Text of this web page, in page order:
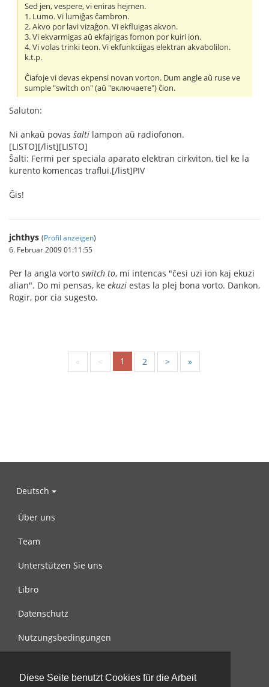
Diese Seite benutzt Cookies für die Arbeit
Sed jen, vespere, vi eniras hejmen.
1. Lumo. Vi lumiĝas ĉambron.
2. Akvo por lavi vizaĝon. Vi ekfluigas akvon.
3. Vi ekvarmigas aŭ ekfajrigas fornon por kuiri ion.
4. Vi volas trinki teon. Vi ekfunkciigas elektran akvabolilon.
k.t.p.
Ĉiafoje vi devas ekpensi novan vorton. Dum angle aŭ ruse ve
sumple "switch on" (aŭ "включаете") ĉion.
Saluton:
Ni ankaŭ povas ŝalti lampon aŭ radiofonon.
[LISTO][/list][LISTO]
Ŝalti: Fermi per speciala aparato elektran cirkviton, tiel ke la
kurento komencas traflui.[/list]PIV
Ĝis!
jchthys (Profil anzeigen)
6. Februar 2009 01:11:55
Per la angla vorto switch to, mi intencas "ĉesi uzi ion kaj ekuzi
alian". Do mi pensas, ke ekuzi estas la plej bona vorto. Dankon,
Rogir, por cia sugesto.
« < 1 2 > »
Deutsch
Über uns
Team
Unterstützen Sie uns
Libro
Datenschutz
Nutzungsbedingungen